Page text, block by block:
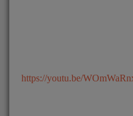
https://youtu.be/